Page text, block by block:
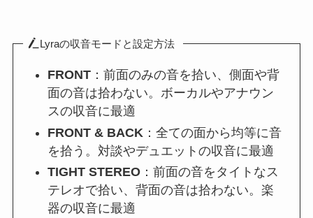
Lyraの収音モードと設定方法
FRONT ：前面のみの音を拾い、側面や背
面の音は拾わない。ボーカルやアナウン
スの収音に最適
FRONT & BACK ：全ての面から均等に音
を拾う。対談やデュエットの収音に最適
TIGHT STEREO ：前面の音をタイトなス
テレオで拾い、背面の音は拾わない。楽
器の収音に最適